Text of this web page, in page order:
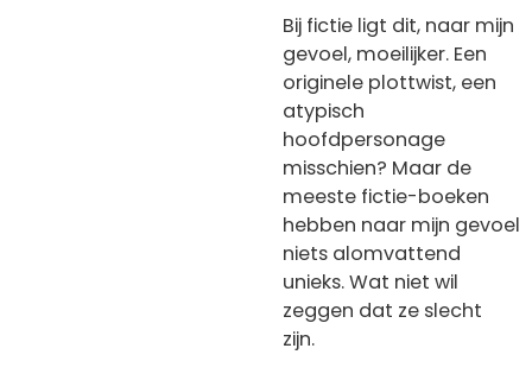
Bij fictie ligt dit, naar mijn
gevoel, moeilijker. Een
originele plottwist, een
atypisch
hoofdpersonage
misschien? Maar de
meeste fictie-boeken
hebben naar mijn gevoel
niets alomvattend
unieks. Wat niet wil
zeggen dat ze slecht
zijn.